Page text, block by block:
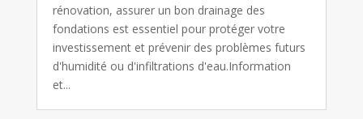
rénovation, assurer un bon drainage des
fondations est essentiel pour protéger votre
investissement et prévenir des problèmes futurs
d'humidité ou d'infiltrations d'eau.Information
et...